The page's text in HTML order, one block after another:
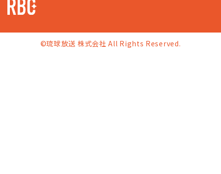
©琉球放送 株式会社 All Rights Reserved.